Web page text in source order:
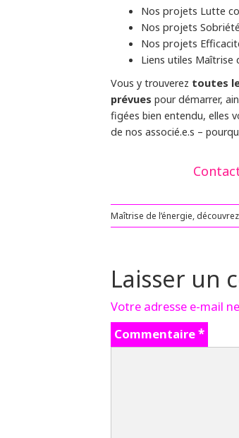
Nos projets Lutte
Nos projets
Nos projets
Liens utiles Maîtrise
Vous y trouverez toutes
prévues pour démarrer,
figées bien entendu, elles
de nos associé.e.s –
Maîtrise de l’énergie,
Laisser un
Votre adresse e-mail
Commentaire*